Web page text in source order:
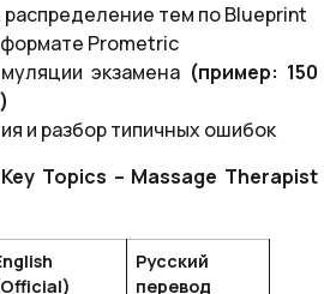
распределение тем по Blueprint
Prometric
экзамена (пример: 150
и разбор типичных ошибок
Topics – Massage Therapist
Русский
перевод